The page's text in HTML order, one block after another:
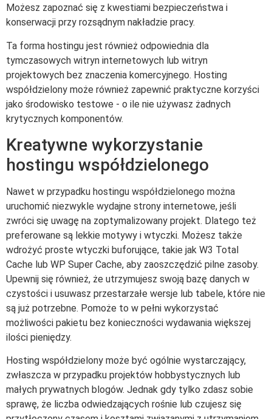
Możesz zapoznać się z kwestiami bezpieczeństwa i
konserwacji przy rozsądnym nakładzie pracy.
Ta forma hostingu jest również odpowiednia dla
tymczasowych witryn internetowych lub witryn
projektowych bez znaczenia komercyjnego. Hosting
współdzielony może również zapewnić praktyczne korzyści
jako środowisko testowe - o ile nie używasz żadnych
krytycznych komponentów.
Kreatywne wykorzystanie
hostingu współdzielonego
Nawet w przypadku hostingu współdzielonego można
uruchomić niezwykle wydajne strony internetowe, jeśli
zwróci się uwagę na zoptymalizowany projekt. Dlatego też
preferowane są lekkie motywy i wtyczki. Możesz także
wdrożyć proste wtyczki buforujące, takie jak W3 Total
Cache lub WP Super Cache, aby zaoszczędzić pilne zasoby.
Upewnij się również, że utrzymujesz swoją bazę danych w
czystości i usuwasz przestarzałe wersje lub tabele, które nie
są już potrzebne. Pomoże to w pełni wykorzystać
możliwości pakietu bez konieczności wydawania większej
ilości pieniędzy.
Hosting współdzielony może być ogólnie wystarczający,
zwłaszcza w przypadku projektów hobbystycznych lub
małych prywatnych blogów. Jednak gdy tylko zdasz sobie
sprawę, że liczba odwiedzających rośnie lub czujesz się